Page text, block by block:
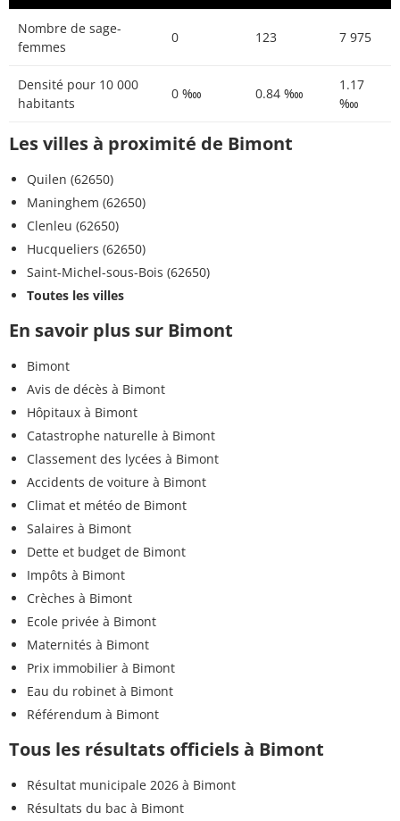
Nombre de sage-
femmes
0 123 7 975
Densité pour 10 000
habitants
0 ‱ 0.84 ‱
1.17
‱
Les villes à proximité de Bimont
Quilen (62650)
Maninghem (62650)
Clenleu (62650)
Hucqueliers (62650)
Saint-Michel-sous-Bois (62650)
Toutes les villes
En savoir plus sur Bimont
Bimont
Avis de décès à Bimont
Hôpitaux à Bimont
Catastrophe naturelle à Bimont
Classement des lycées à Bimont
Accidents de voiture à Bimont
Climat et météo de Bimont
Salaires à Bimont
Dette et budget de Bimont
Impôts à Bimont
Crèches à Bimont
Ecole privée à Bimont
Maternités à Bimont
Prix immobilier à Bimont
Eau du robinet à Bimont
Référendum à Bimont
Tous les résultats officiels à Bimont
Résultat municipale 2026 à Bimont
Résultats du bac à Bimont